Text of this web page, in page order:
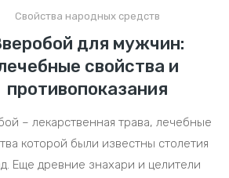
Свойства народных средств
для мужчин:
свойства и
противопоказания
– лекарственная трава, лечебные
которой были известны столетия
Еще древние знахари и целители